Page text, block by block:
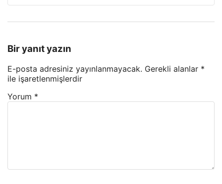
Bir yanıt yazın
E-posta adresiniz yayınlanmayacak. Gerekli alanlar *
ile işaretlenmişlerdir
Yorum *